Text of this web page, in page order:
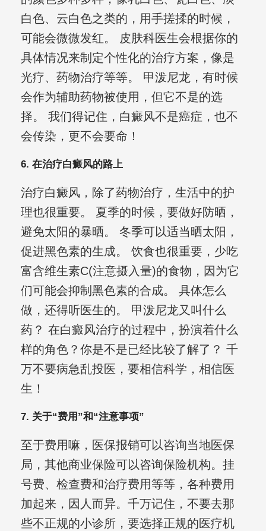
白色、云白色之类的，用手搓揉的时候，
可能会微微发红。 皮肤科医生会根据你的
具体情况来制定个性化的治疗方案，像是
光疗、药物治疗等等。 甲泼尼龙，有时候
会作为辅助药物被使用，但它不是的选
择。 我们得记住，白癜风不是癌症，也不
会传染，更不会要命！
6. 在治疗白癜风的路上
治疗白癜风，除了药物治疗，生活中的护
理也很重要。 夏季的时候，要做好防晒，
避免太阳的暴晒。 冬季可以适当晒太阳，
促进黑色素的生成。 饮食也很重要，少吃
富含维生素C(注意摄入量)的食物，因为它
们可能会抑制黑色素的合成。 具体怎么
做，还得听医生的。 甲泼尼龙又叫什么
药？ 在白癜风治疗的过程中，扮演着什么
样的角色？你是不是已经比较了解了？ 千
万不要病急乱投医，要相信科学，相信医
生！
7. 关于“费用”和“注意事项”
至于费用嘛，医保报销可以咨询当地医保
局，其他商业保险可以咨询保险机构。挂
号费、检查费和治疗费用等等，各种费用
加起来，因人而异。千万记住，不要去那
些不正规的小诊所，要选择正规的医疗机